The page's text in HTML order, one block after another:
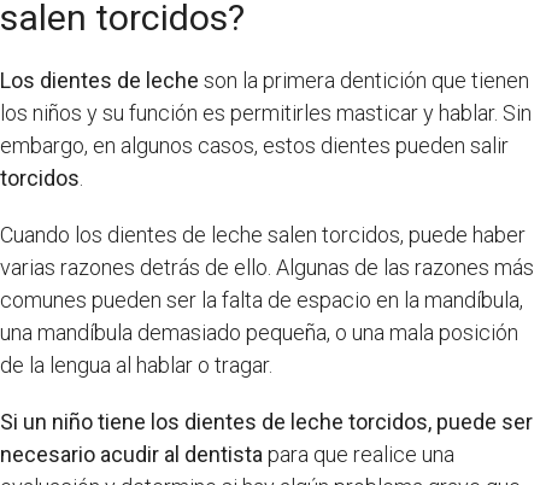
salen torcidos?
Los dientes de leche son la primera dentición que tienen
los niños y su función es permitirles masticar y hablar. Sin
embargo, en algunos casos, estos dientes pueden salir
torcidos
Cuando los dientes de leche salen torcidos, puede haber
varias razones detrás de ello. Algunas de las razones más
comunes pueden ser la falta de espacio en la mandíbula,
una mandíbula demasiado pequeña, o una mala posición
de la lengua al hablar o tragar.
Si un niño tiene los dientes de leche torcidos, puede ser
necesario acudir al dentista para que realice una